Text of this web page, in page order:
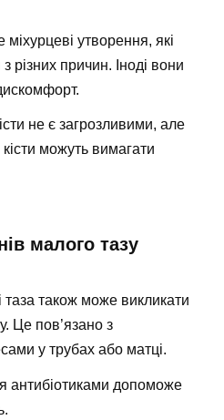
міхурцеві утворення, які
різних причин. Іноді вони
не є загрозливими, але
кісти можуть вимагати
малого тазу
таза також може викликати
Це пов’язано з
у трубах або матці.
антибіотиками допоможе